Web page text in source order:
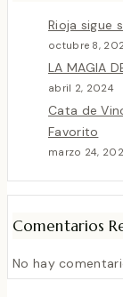
Rioja sigue
octubre 8,
LA MAGIA
abril 2, 2024
Cata de
Favorito
marzo 24,
Comentarios
No hay